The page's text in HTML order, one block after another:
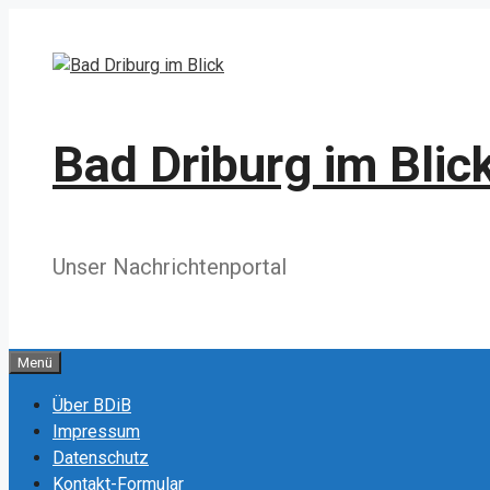
springen
Bad Driburg im
Unser Nachrichtenportal
Menü
Über BDiB
Impressum
Datenschutz
Kontakt-Formular